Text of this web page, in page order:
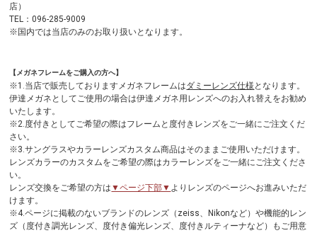
店）
TEL：096-285-9009
※国内では当店のみのお取り扱いとなります。
【メガネフレームをご購入の方へ】
※1.当店で販売しておりますメガネフレームはダミーレンズ仕様 となります。
伊達メガネとしてご使用の場合は伊達メガネ用レンズへのお入れ替えをお勧め
いたします。
※2.度付きとしてご希望の際はフレームと度付きレンズをご一緒にご注文くだ
さい。
※3.サングラスやカラーレンズカスタム商品はそのままご使用いただけます。
レンズカラーのカスタムをご希望の際はカラーレンズをご一緒にご注文くださ
い。
レンズ交換をご希望の方は ▼ページ下部▼ よりレンズのページへお進みいただ
けます。
※4.ページに掲載のないブランドのレンズ（zeiss、Nikonなど）や機能的レン
ズ（度付き調光レンズ、度付き偏光レンズ、度付きルティーナなど）もご用意